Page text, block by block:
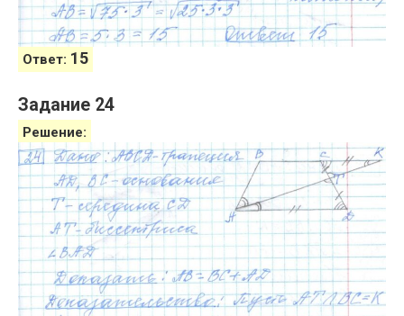
Ответ: 15
Задание 24
Решение: